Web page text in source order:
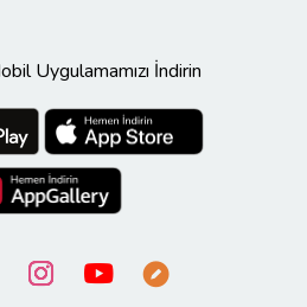
Uygulamamızı İndirin